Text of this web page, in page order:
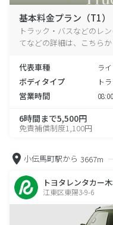
基本料金プラン（T1）
トラック・バスなどのレ
てなどの詳細は、こちら
代表車種 ラ
ボディタイプ ト
営業時間
6時間まで5,500円
免責補償制度1,100円
小伝馬町駅から 3667m
トヨタレンタカー
江東区東陽3-9-6